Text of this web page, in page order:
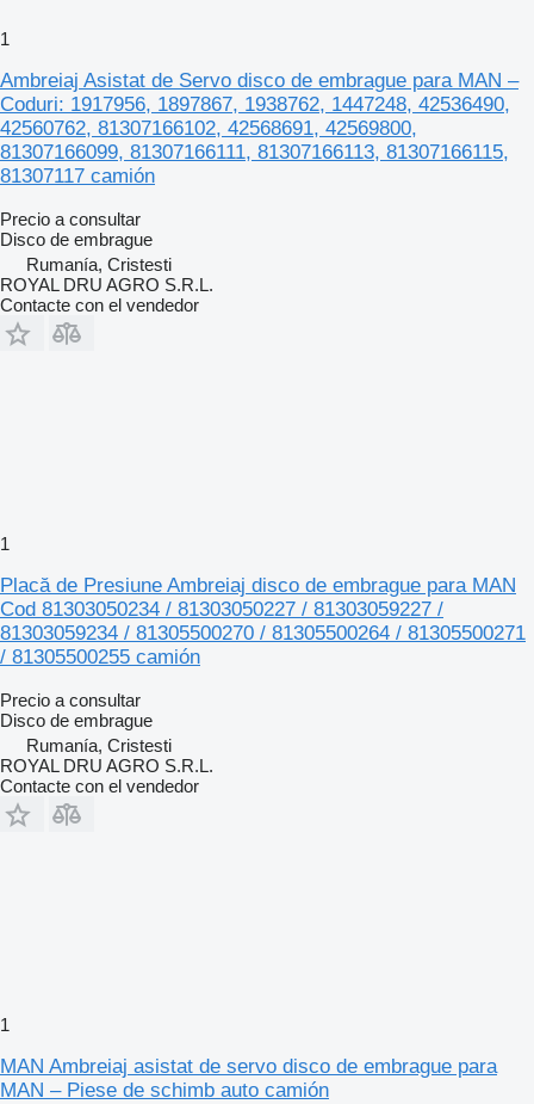
1
Ambreiaj Asistat de Servo disco de embrague para MAN –
Coduri: 1917956, 1897867, 1938762, 1447248, 42536490,
42560762, 81307166102, 42568691, 42569800,
81307166099, 81307166111, 81307166113, 81307166115,
81307117 camión
Precio a consultar
Disco de embrague
Rumanía, Cristesti
ROYAL DRU AGRO S.R.L.
Contacte con el vendedor
1
Placă de Presiune Ambreiaj disco de embrague para MAN
Cod 81303050234 / 81303050227 / 81303059227 /
81303059234 / 81305500270 / 81305500264 / 81305500271
/ 81305500255 camión
Precio a consultar
Disco de embrague
Rumanía, Cristesti
ROYAL DRU AGRO S.R.L.
Contacte con el vendedor
1
MAN Ambreiaj asistat de servo disco de embrague para
MAN – Piese de schimb auto camión